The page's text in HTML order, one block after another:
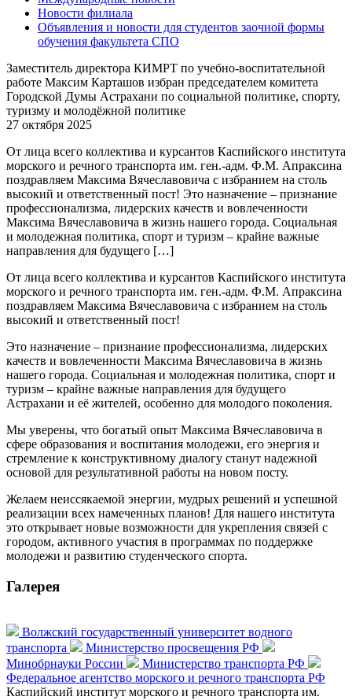
Новости филиала
Объявления и новости для студентов заочной формы
обучения факультета СПО
Заместитель директора КИМРТ по учебно-воспитательной
работе Максим Карташов избран председателем комитета
Городской Думы Астрахани по социальной политике, спорту,
туризму и молодёжной политике
27 октября 2025
От лица всего коллектива и курсантов Каспийского института
морского и речного транспорта им. ген.-адм. Ф.М. Апраксина
поздравляем Максима Вячеславовича с избранием на столь
высокий и ответственный пост! Это назначение – признание
профессионализма, лидерских качеств и вовлеченности
Максима Вячеславовича в жизнь нашего города. Социальная
и молодежная политика, спорт и туризм – крайне важные
направления для будущего […]
От лица всего коллектива и курсантов Каспийского института
морского и речного транспорта им. ген.-адм. Ф.М. Апраксина
поздравляем Максима Вячеславовича с избранием на столь
высокий и ответственный пост!
Это назначение – признание профессионализма, лидерских
качеств и вовлеченности Максима Вячеславовича в жизнь
нашего города. Социальная и молодежная политика, спорт и
туризм – крайне важные направления для будущего
Астрахани и её жителей, особенно для молодого поколения.
Мы уверены, что богатый опыт Максима Вячеславовича в
сфере образования и воспитания молодежи, его энергия и
стремление к конструктивному диалогу станут надежной
основой для результативной работы на новом посту.
Желаем неиссякаемой энергии, мудрых решений и успешной
реализации всех намеченных планов! Для нашего института
это открывает новые возможности для укрепления связей с
городом, активного участия в программах по поддержке
молодежи и развитию студенческого спорта.
Галерея
Волжский государственный университет водного
транспорта
Министерство просвещения РФ
Минобрнауки России
Министерство транспорта РФ
Федеральное агентство морского и речного транспорта РФ
Каспийский институт морского и речного транспорта им.